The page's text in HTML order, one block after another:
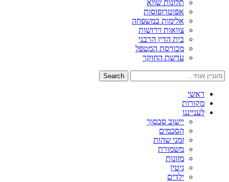
תלונות שווא
אפוטרופוסות
אלימות במשפחה
צוואות וירושות
בית הדין הרבני
מכורסת המטפל
עדשת החוקר
Search
ראשי
מקורות
לענייננו
יישוב סכסוך
הסכמים
זמני שהות
משמורת
מזונות
גיטין
ילדים